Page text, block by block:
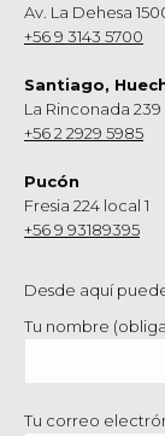
Av. La Dehesa
+56 9 3143 5700
Santiago,
La Rinconada 239
+56 2 2929 5985
Pucón
Fresia 224 local 1
+56 9 93189395
Desde aquí
Tu nombre
Tu correo